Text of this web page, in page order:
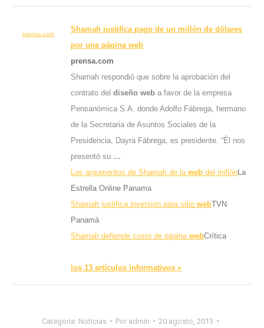
prensa.com
Shamah justifica pago de un millón de dólares
por una página web
prensa.com
Shamah respondió que sobre la aprobación del
contrato del diseño web a favor de la empresa
Pensanómica S.A. donde Adolfo Fábrega, hermano
de la Secretaria de Asuntos Sociales de la
Presidencia, Dayra Fábrega, es presidente. “Él nos
presentó su …
Los argumentos de Shamah de la web del millón La
Estrella Online Panama
Shamah justifica inversión para sitio webTVN
Panamá
Shamah defiende costo de página webCrítica
los 13 artículos informativos »
Categoría: Noticias Por admin
20 agosto, 2013